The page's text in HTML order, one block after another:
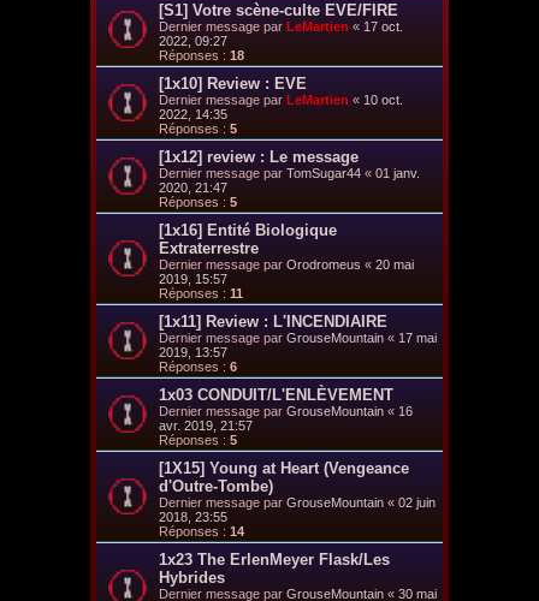
[S1] Votre scène-culte EVE/FIRE
Dernier message par LeMartien « 17 oct.
2022, 09:27
Réponses : 18
[1x10] Review : EVE
Dernier message par LeMartien « 10 oct.
2022, 14:35
Réponses : 5
[1x12] review : Le message
Dernier message par TomSugar44 « 01 janv.
2020, 21:47
Réponses : 5
[1x16] Entité Biologique
Extraterrestre
Dernier message par Orodromeus « 20 mai
2019, 15:57
Réponses : 11
[1x11] Review : L'INCENDIAIRE
Dernier message par GrouseMountain « 17 mai
2019, 13:57
Réponses : 6
1x03 CONDUIT/L'ENLÈVEMENT
Dernier message par GrouseMountain « 16
avr. 2019, 21:57
Réponses : 5
[1X15] Young at Heart (Vengeance
d'Outre-Tombe)
Dernier message par GrouseMountain « 02 juin
2018, 23:55
Réponses : 14
1x23 The ErlenMeyer Flask/Les
Hybrides
Dernier message par GrouseMountain « 30 mai